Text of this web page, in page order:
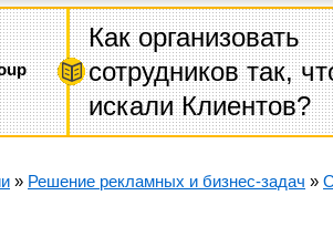
Как организовать
сотрудников так,
искали Клиентов?
» Решение рекламных и бизнес-задач »